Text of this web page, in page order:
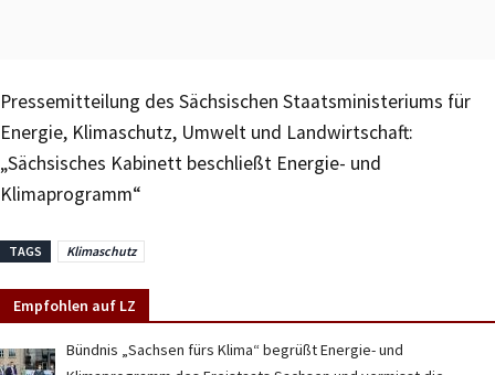
Pressemitteilung des Sächsischen Staatsministeriums für
Energie, Klimaschutz, Umwelt und Landwirtschaft:
„Sächsisches Kabinett beschließt Energie- und
Klimaprogramm“
TAGS Klimaschutz
Empfohlen auf LZ
Bündnis „Sachsen fürs Klima“ begrüßt Energie- und